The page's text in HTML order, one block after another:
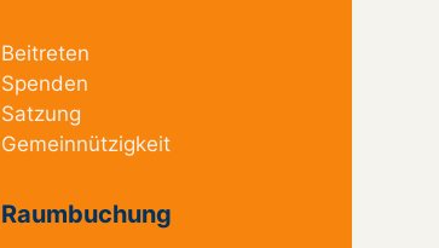
Beitreten
Spenden
Satzung
Gemeinnützigkeit
Raumbuchung